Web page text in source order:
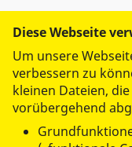
ASB
Nordwest
Flottenstr. 61
13407 Berlin
Diese Webseite
Um unsere
verbessern zu
kleinen Dateien,
vorübergehend